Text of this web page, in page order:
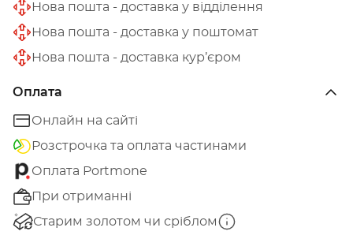
Нова пошта - доставка у відділення
Нова пошта - доставка у поштомат
Нова пошта - доставка кур’єром
Оплата
Онлайн на сайті
Розстрочка та оплата частинами
Оплата Portmone
При отриманні
Старим золотом чи сріблом